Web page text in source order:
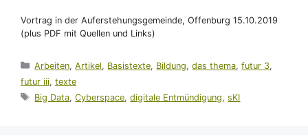
Vortrag in der Auferstehungsgemeinde, Offenburg 15.10.2019
(plus PDF mit Quellen und Links)
Kategorien
Arbeiten,Artikel, Basistexte, Bildung,das thema,futur 3,
futur iii, texte
Schlagwörter
Big Data,Cyberspace,digitale Entmündigung,sKI